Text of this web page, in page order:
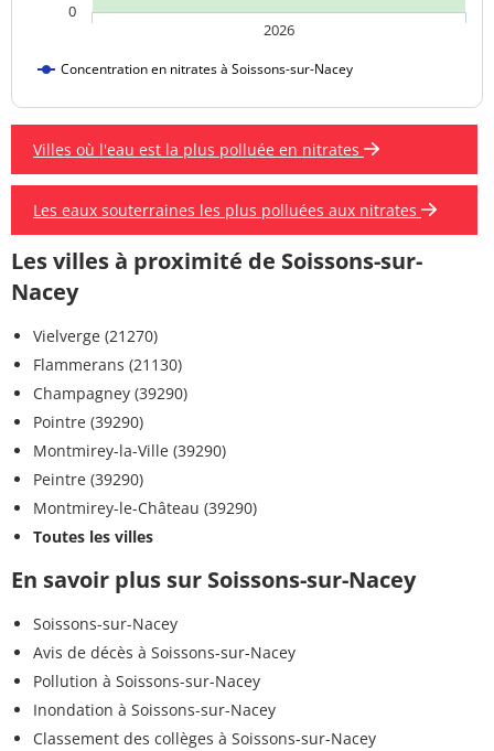
Concentration en nitrates à Soissons-sur-Nacey
2026
0
Villes où l'eau est la plus polluée en nitrates
Les eaux souterraines les plus polluées aux nitrates
Les villes à proximité de Soissons-sur-
Nacey
Vielverge (21270)
Flammerans (21130)
Champagney (39290)
Pointre (39290)
Montmirey-la-Ville (39290)
Peintre (39290)
Montmirey-le-Château (39290)
Toutes les villes
En savoir plus sur Soissons-sur-Nacey
Soissons-sur-Nacey
Avis de décès à Soissons-sur-Nacey
Pollution à Soissons-sur-Nacey
Inondation à Soissons-sur-Nacey
Classement des collèges à Soissons-sur-Nacey